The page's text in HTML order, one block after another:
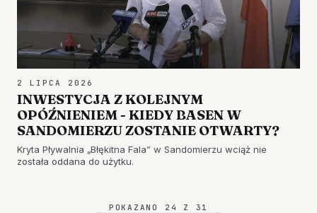
2 LIPCA 2026
INWESTYCJA Z KOLEJNYM
OPÓŹNIENIEM - KIEDY BASEN W
SANDOMIERZU ZOSTANIE OTWARTY?
Kryta Pływalnia „Błękitna Fala” w Sandomierzu wciąż nie
została oddana do użytku.
POKAZANO 24 Z 31